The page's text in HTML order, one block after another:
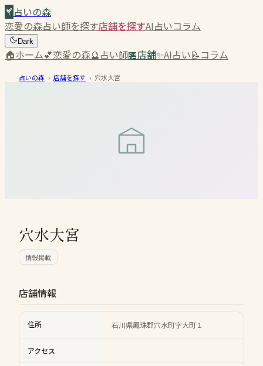
占いの森
恋愛の森占い師を探す店舗を探すAI占いコラム
Dark
🏠ホーム💕恋愛の森🔮占い師🏪店舗✨AI占い📝コラム
占いの森 › 店舗を探す › 穴水大宮
穴水大宮
情報掲載
店舗情報
住所 石川県鳳珠郡穴水町字大町１
アクセス